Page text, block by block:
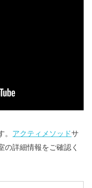
。 アクティメソッドサ
の詳細情報をご確認く